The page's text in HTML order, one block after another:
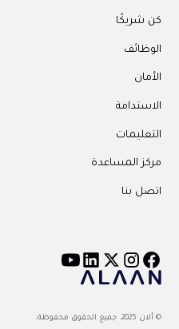
كن شريكًا
الوظائف
الأمان
الاستدامة
التعليمات
مركز المساعدة
اتصل بنا
© ألان 2025. جميع الحقوق محفوظة.